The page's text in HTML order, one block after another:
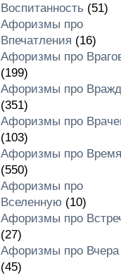
Воспитанность (51)
Афоризмы про
Впечатления (16)
Афоризмы про
(199)
Афоризмы про
(351)
Афоризмы про
(103)
Афоризмы про Время
(550)
Афоризмы про
Вселенную (10)
Афоризмы про
(27)
Афоризмы про Вчера
(45)